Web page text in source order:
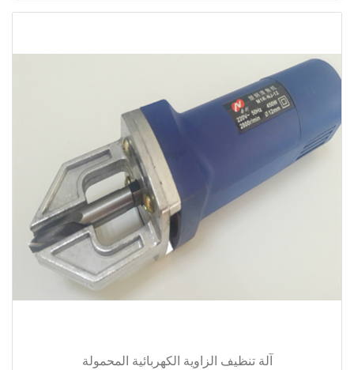
آلة تنظيف الزاوية الكهربائية المحمولة